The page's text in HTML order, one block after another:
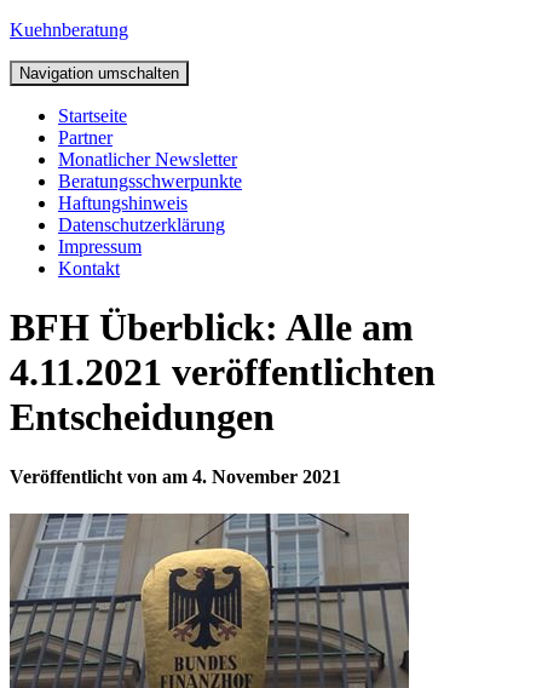
Kuehnberatung
Navigation umschalten
Startseite
Partner
Monatlicher Newsletter
Beratungsschwerpunkte
Haftungshinweis
Datenschutzerklärung
Impressum
Kontakt
BFH Überblick: Alle am
4.11.2021 veröffentlichten
Entscheidungen
Veröffentlicht von am 4. November 2021